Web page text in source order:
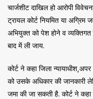
चार्जशीट दाखिल हो आरोपी
ट्रायल कोर्ट नियमित या अग्रिम
अभियुक्त को पेश होने व
बाद में ली जाय.
कोर्ट ने कहा जिला
को उसके अधिकार की जानकारी
जमा की जा सकती है. कोर्ट ने